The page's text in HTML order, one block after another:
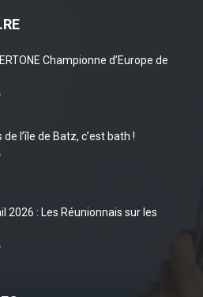
Championne d’Europe de
de l’île de Batz, c’est bath !
2026 : Les Réunionnais sur les